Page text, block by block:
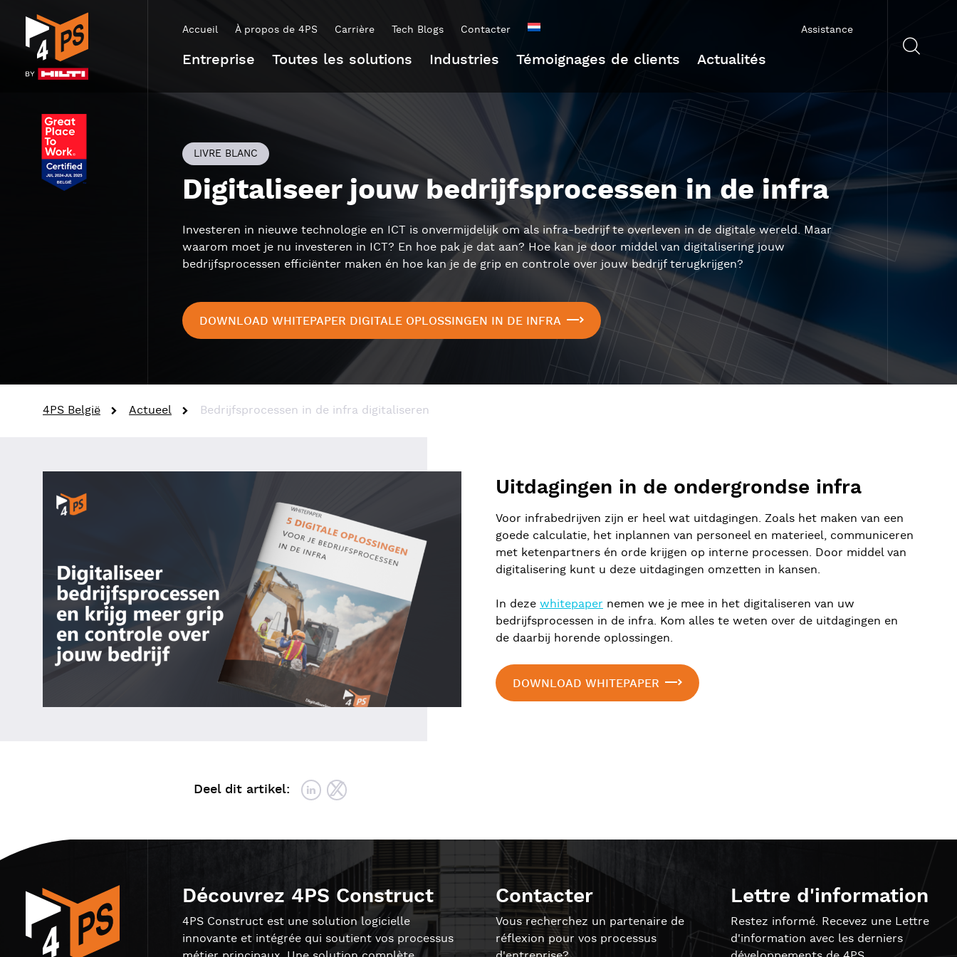
Accueil À propos de 4PS Carrière Tech Blogs Contacter
Entreprise Toutes les solutions Industries Témoignages de clients Actualités
Assistance
LIVRE BLANC
Digitaliseer jouw bedrijfsprocessen in de infra
Investeren in nieuwe technologie en ICT is onvermijdelijk om als infra-bedrijf te overleven in de digitale wereld. Maar
waarom moet je nu investeren in ICT? En hoe pak je dat aan? Hoe kan je door middel van digitalisering jouw
bedrijfsprocessen efficiënter maken én hoe kan je de grip en controle over jouw bedrijf terugkrijgen?
DOWNLOAD WHITEPAPER DIGITALE OPLOSSINGEN IN DE INFRA
4PS België Actueel Bedrijfsprocessen in de infra digitaliseren
Uitdagingen in de ondergrondse infra
Voor infrabedrijven zijn er heel wat uitdagingen. Zoals het maken van een
goede calculatie, het inplannen van personeel en materieel, communiceren
met ketenpartners én orde krijgen op interne processen. Door middel van
digitalisering kunt u deze uitdagingen omzetten in kansen.
In deze whitepaper nemen we je mee in het digitaliseren van uw
bedrijfsprocessen in de infra. Kom alles te weten over de uitdagingen en
de daarbij horende oplossingen.
DOWNLOAD WHITEPAPER
Deel dit artikel:
Découvrez 4PS Construct
4PS Construct est une solution logicielle
innovante et intégrée qui soutient vos processus
Contacter
Vous recherchez un partenaire de
réflexion pour vos processus
Lettre d'information
Restez informé. Recevez une Lettre
d'information avec les derniers